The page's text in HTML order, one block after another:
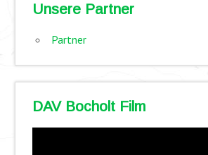
Unsere Partner
Partner
DAV Bocholt Film